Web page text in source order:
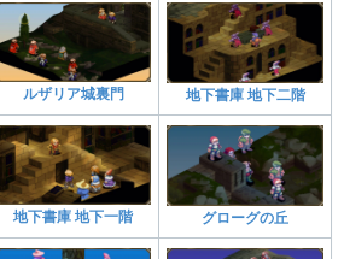
ルザリア城裏門 地下書庫 地下二階
地下書庫 地下一階 グローグの丘